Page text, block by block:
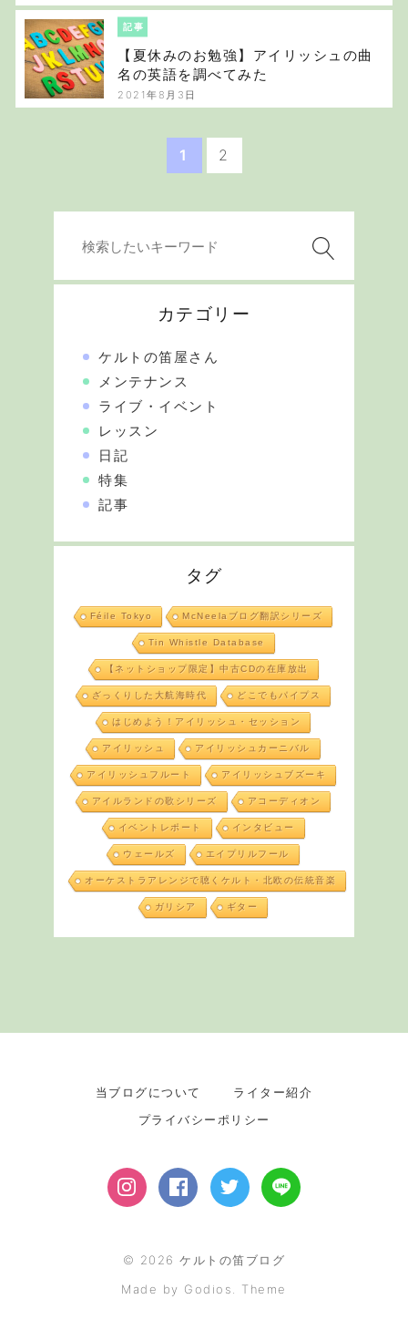
記事
【夏休みのお勉強】アイリッシュの曲
名の英語を調べてみた
2021年8月3日
1 2
カテゴリー
ケルトの笛屋さん
メンテナンス
ライブ・イベント
レッスン
日記
特集
記事
タグ
Féile Tokyo McNeelaブログ翻訳シリーズ
Tin Whistle Database
【ネットショップ限定】中古CDの在庫放出
ざっくりした大航海時代 どこでもパイプス
はじめよう！アイリッシュ・セッション
アイリッシュ アイリッシュカーニバル
アイリッシュフルート アイリッシュブズーキ
アイルランドの歌シリーズ アコーディオン
イベントレポート インタビュー
ウェールズ エイプリルフール
オーケストラアレンジで聴くケルト・北欧の伝統音楽
ガリシア ギター
当ブログについて
ライター紹介
プライバシーポリシー
© 2026 ケルトの笛ブログ
Made by Godios. Theme